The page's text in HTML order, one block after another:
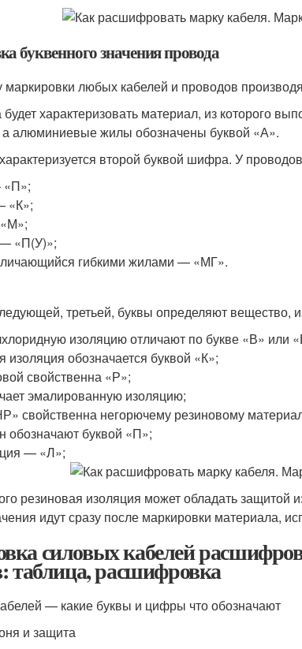
буквенного значения провода
любых кабелей и проводов
характеризовать материал, из которого
а алюминиевые жилы обозначены буквой «А».
второй буквой шифра. У
«П»;
«К»;
«П(У)»;
гибкими жилами — «МГ».
третьей, буквы определяют вещество,
изоляцию отличают по букве «В» или
изоляция обозначается буквой «К»;
свойственна «Р»;
эмалированную изоляцию;
свойственна негорючему резиновому
обозначают буквой «П»;
— «Л»;
резиновая изоляция может обладать
идут сразу после маркировки материала,
силовых кабелей
таблица, расшифровка
— какие буквы и цифры что обозначают
и защита